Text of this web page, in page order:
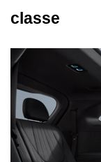
classe